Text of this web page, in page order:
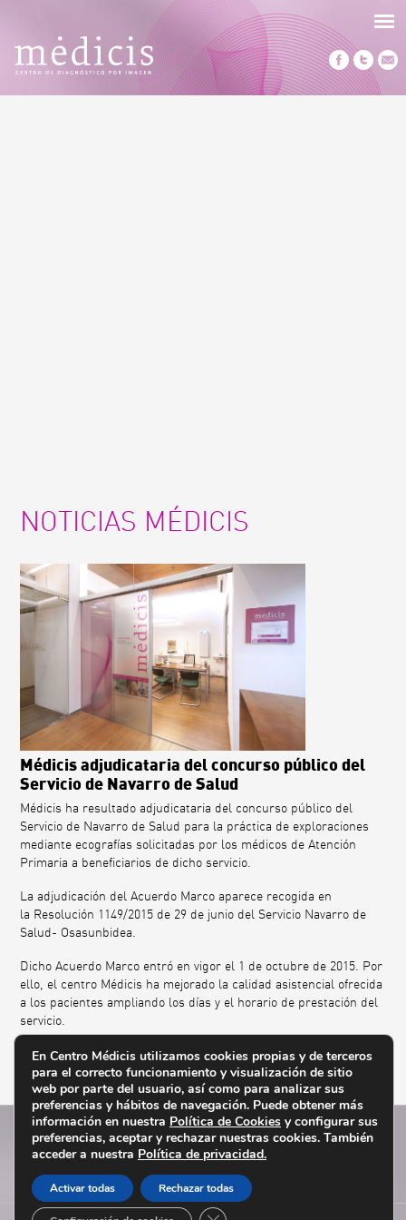
NOTICIAS MÉDICIS
Médicis adjudicataria del concurso público del
Servicio de Navarro de Salud
Médicis ha resultado adjudicataria del concurso público del
Servicio de Navarro de Salud para la práctica de exploraciones
mediante ecografías solicitadas por los médicos de Atención
Primaria a beneficiarios de dicho servicio.
La adjudicación del Acuerdo Marco aparece recogida en
la Resolución 1149/2015 de 29 de junio del Servicio Navarro de
Salud- Osasunbidea.
Dicho Acuerdo Marco entró en vigor el 1 de octubre de 2015. Por
ello, el centro Médicis ha mejorado la calidad asistencial ofrecida
a los pacientes ampliando los días y el horario de prestación del
servicio.
Médicis © 2014-15
En Centro Médicis utilizamos cookies propias y de terceros
para el correcto funcionamiento y visualización de sitio
web por parte del usuario, así como para analizar sus
preferencias y hábitos de navegación. Puede obtener más
información en nuestra Política de Cookies y configurar sus
preferencias, aceptar y rechazar nuestras cookies. También
acceder a nuestra Política de privacidad.
Activar todas Rechazar todas